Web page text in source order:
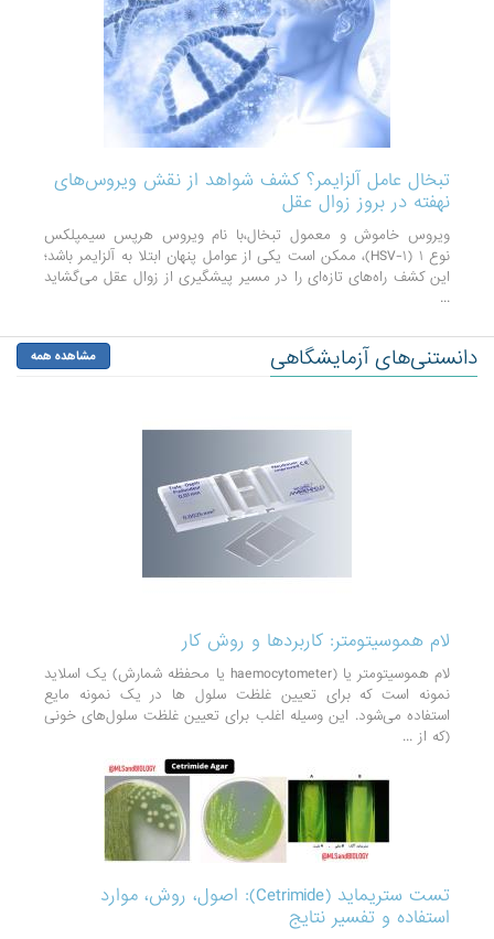
تبخال عامل آلزایمر؟ کشف شواهد از نقش ویروس‌های
نهفته در بروز زوال عقل
ویروس خاموش و معمول تبخال،با نام ویروس هرپس سیمپلکس
نوع ۱ (HSV-۱)، ممکن است یکی از عوامل پنهان ابتلا به آلزایمر باشد؛
این کشف راه‌های تازه‌ای را در مسیر پیشگیری از زوال عقل می‌گشاید
...
دانستنی‌های آزمایشگاهی مشاهده همه
لام هموسیتومتر: کاربردها و روش کار
لام هموسیتومتر یا (haemocytometer یا محفظه شمارش) یک اسلاید
نمونه است که برای تعیین غلظت سلول ها در یک نمونه مایع
استفاده می‌شود. این وسیله اغلب برای تعیین غلظت سلول‌های خونی
(که از ...
تست ستریماید (Cetrimide): اصول، روش، موارد
استفاده و تفسیر نتایج